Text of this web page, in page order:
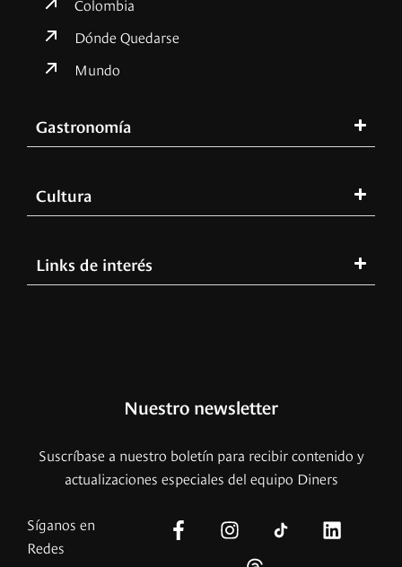
Dónde Quedarse
Mundo
Gastronomía
Cultura
Links de interés
Nuestro newsletter
Suscríbase a nuestro boletín para recibir contenido y
actualizaciones especiales del equipo Diners
Síganos en
Redes